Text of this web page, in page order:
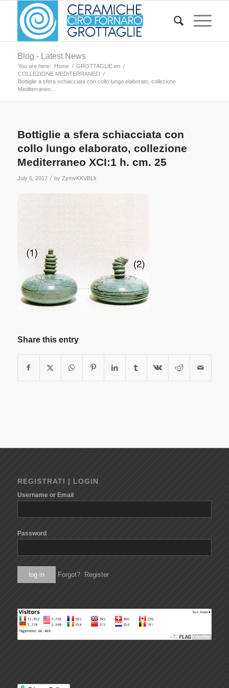
Blog - Latest News
You are here: Home / GROTTAGLIE en /
COLLEZIONE MEDITERRANEO /
Bottiglie a sfera schiacciata con collo lungo elaborato, collezione
Mediterraneo...
Bottiglie a sfera schiacciata con
collo lungo elaborato, collezione
Mediterraneo XCI:1 h. cm. 25
July 6, 2017 / by ZymvKKVBLk
Share this entry
REGISTRATI | LOGIN
Username or Email
Password
Forgot? Register